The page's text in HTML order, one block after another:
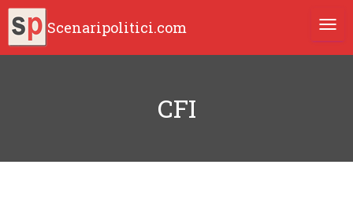
Scenaripolitici.com
CFI